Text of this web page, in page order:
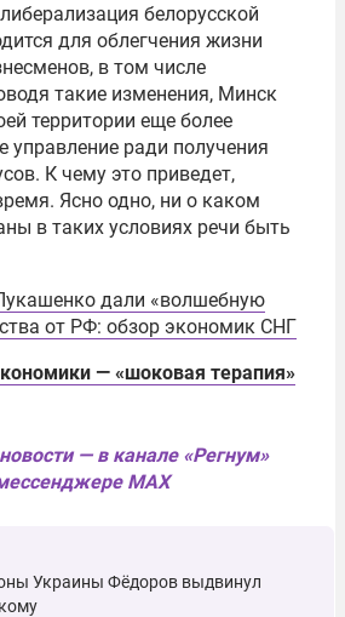
белорусской
для облегчения жизни
в том числе
такие изменения, Минск
территории еще более
управление ради получения
К чему это приведет,
Ясно одно, ни о каком
в таких условиях речи быть
дали «волшебную
от РФ: обзор экономик СНГ
— «шоковая терапия»
— в канале «Регнум»
MAX
Украины Фёдоров выдвинул